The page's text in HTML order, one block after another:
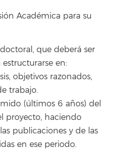
Académica para su
que deberá ser
en:
objetivos razonados,
trabajo.
(últimos 6 años) del
proyecto, haciendo
publicaciones y de las
en ese periodo.